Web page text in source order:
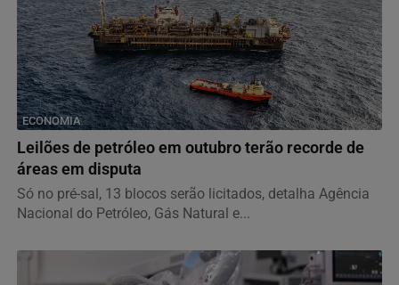
ECONOMIA
Leilões de petróleo em outubro terão recorde de
áreas em disputa
Só no pré-sal, 13 blocos serão licitados, detalha Agência
Nacional do Petróleo, Gás Natural e...